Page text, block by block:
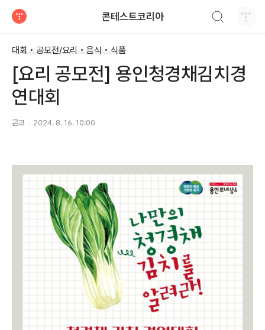
콘테스트코리아
대회 • 공모전/요리 • 음식 • 식품
[요리 공모전] 용인청경채김치경
연대회
콘코 2024. 8. 16. 10:00